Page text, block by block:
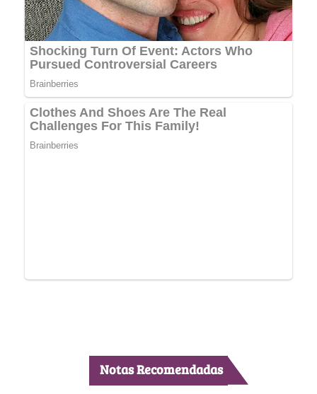
Notas Recomendadas